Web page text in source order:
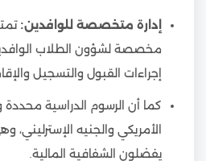
إدارة متخصصة للوافدين:
مخصصة لشؤون الطلاب
إجراءات القبول والتسجيل
كما أن الرسوم الدراسية محددة
الأمريكي والجنيه الإسترليني،
يفضلون الشفافية المالية.